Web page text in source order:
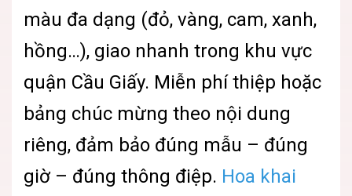
màu đa dạng (đỏ, vàng, cam, xanh,
hồng…), giao nhanh trong khu vực
quận Cầu Giấy. Miễn phí thiệp hoặc
bảng chúc mừng theo nội dung
riêng, đảm bảo đúng mẫu – đúng
giờ – đúng thông điệp. Hoa khai